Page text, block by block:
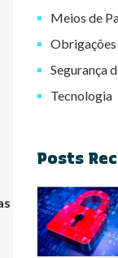
Meios de
Segurança
Tecnologia
Posts